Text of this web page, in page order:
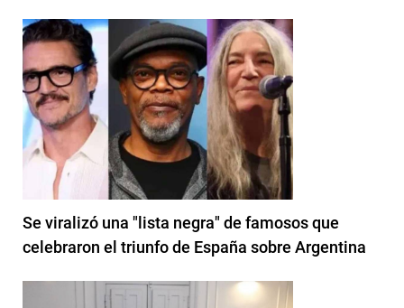
Se viralizó una "lista negra" de famosos que
celebraron el triunfo de España sobre Argentina